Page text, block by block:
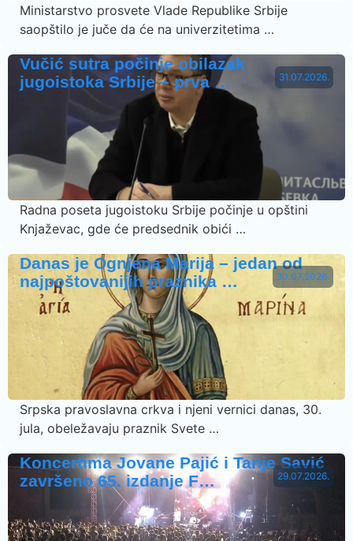
Ministarstvo prosvete Vlade Republike Srbije
saopštilo je juče da će na univerzitetima …
31.07.2026.
Vučić sutra počinje obilazak
jugoistoka Srbije – prva …
Radna poseta jugoistoku Srbije počinje u opštini
Knjaževac, gde će predsednik obići …
30.07.2026.
Danas je Ognjena Marija – jedan od
najpoštovanijih praznika …
Srpska pravoslavna crkva i njeni vernici danas, 30.
jula, obeležavaju praznik Svete …
29.07.2026.
Koncertima Jovane Pajić i Tanje Savić
završeno 65. izdanje F…